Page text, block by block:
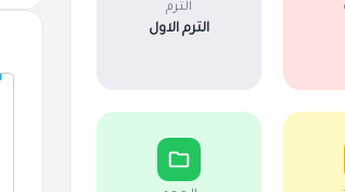
الترم
الترم الاول